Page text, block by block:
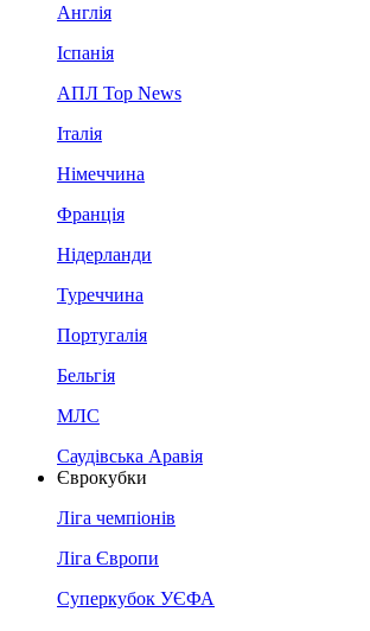
Англія
Іспанія
АПЛ Top News
Італія
Німеччина
Франція
Нідерланди
Туреччина
Португалія
Бельгія
МЛС
Саудівська Аравія
Єврокубки
Ліга чемпіонів
Ліга Європи
Суперкубок УЄФА